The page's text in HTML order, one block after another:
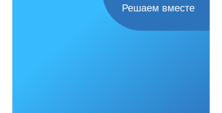
Решаем вместе